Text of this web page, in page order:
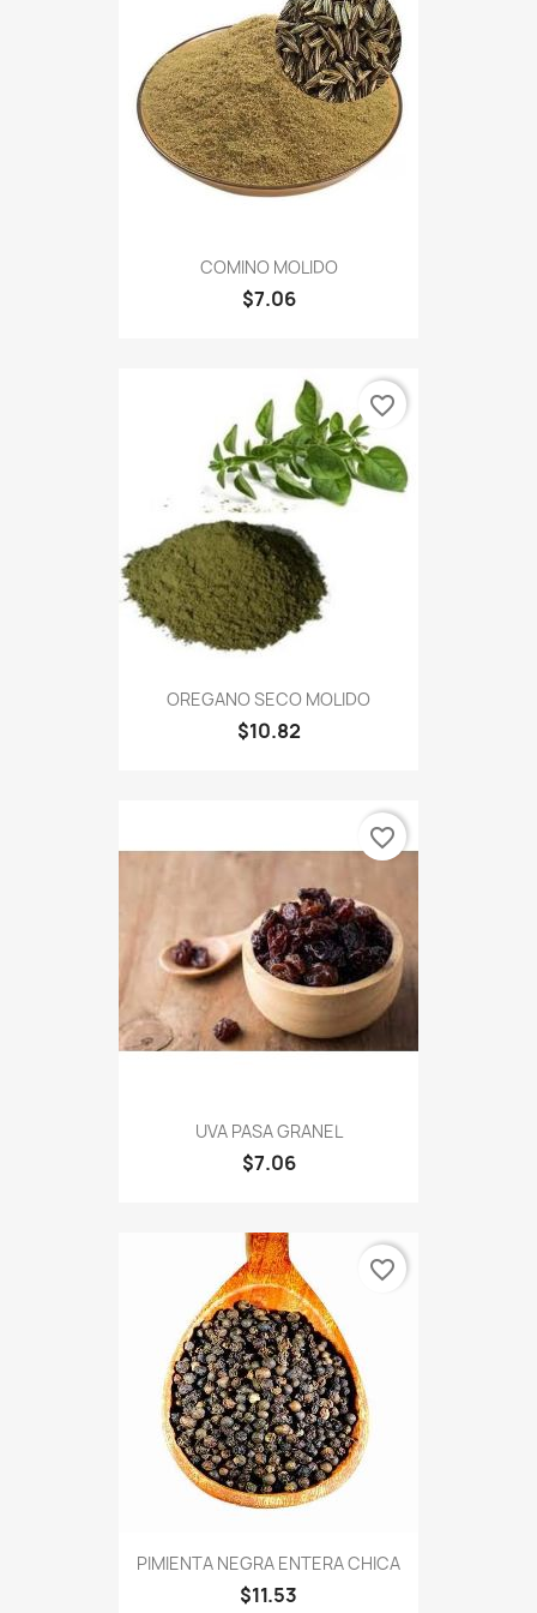
COMINO MOLIDO
$7.06
OREGANO SECO MOLIDO
$10.82
favorite_border
UVA PASA GRANEL
$7.06
favorite_border
PIMIENTA NEGRA ENTERA CHICA
$11.53
favorite_border